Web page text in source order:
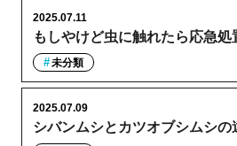
もしやけど虫に触れたら応急処
2025.07.11
未分類
シバンムシとカツオブシムシの
2025.07.09